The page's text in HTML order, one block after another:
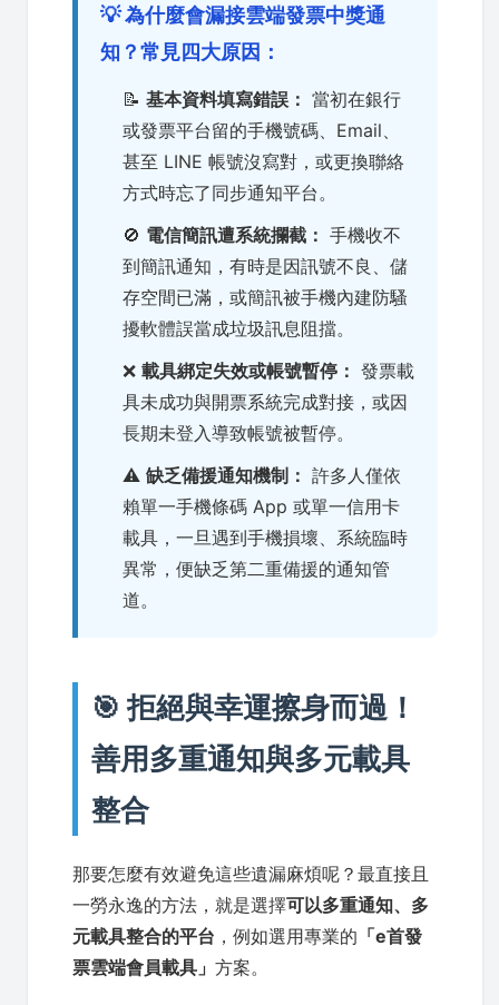
💡 為什麼會漏接雲端發票中獎通
知？常見四大原因：
📝 基本資料填寫錯誤： 當初在銀行
或發票平台留的手機號碼、Email、
甚至 LINE 帳號沒寫對，或更換聯絡
方式時忘了同步通知平台。
🚫 電信簡訊遭系統攔截： 手機收不
到簡訊通知，有時是因訊號不良、儲
存空間已滿，或簡訊被手機內建防騷
擾軟體誤當成垃圾訊息阻擋。
❌ 載具綁定失效或帳號暫停： 發票載
具未成功與開票系統完成對接，或因
長期未登入導致帳號被暫停。
⚠️ 缺乏備援通知機制： 許多人僅依
賴單一手機條碼 App 或單一信用卡
載具，一旦遇到手機損壞、系統臨時
異常，便缺乏第二重備援的通知管
道。
🎯 拒絕與幸運擦身而過！
善用多重通知與多元載具
整合
那要怎麼有效避免這些遺漏麻煩呢？最直接且
一勞永逸的方法，就是選擇可以多重通知、多
元載具整合的平台 ，例如選用專業的 「e首發
票雲端會員載具」 方案。